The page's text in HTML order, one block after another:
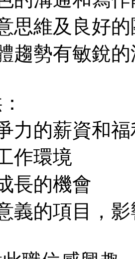
思維及良好
趨勢有敏銳
力的薪資和福
作環境
長的機會
義的項目，